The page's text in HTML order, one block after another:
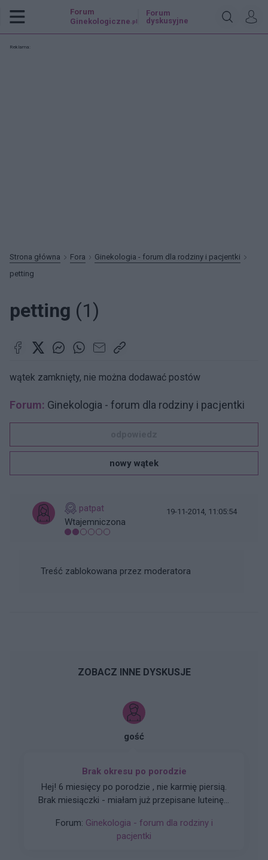
Forum
Ginekologiczne .pl
Forum
dyskusyjne
Reklama:
Strona główna Fora
Ginekologia - forum dla rodziny i pacjentki
petting
petting (1)
wątek zamknięty, nie można dodawać postów
Forum: Ginekologia - forum dla rodziny i pacjentki
nowy wątek
patpat
Wtajemniczona
19-11-2014, 11:05:54
Treść zablokowana przez moderatora
ZOBACZ INNE DYSKUSJE
gość
Brak okresu po porodzie
Hej! 6 miesięcy po porodzie , nie karmię piersią.
Brak miesiączki - miałam już przepisane luteinę l,
systen 50 i ponownie luteinę, które również
okresu nie wywołały. Plastry odklejały się.
Forum: Ginekologia - forum dla rodziny i
pacjentki